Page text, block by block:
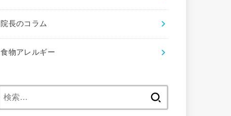
院長のコラム
食物アレルギー